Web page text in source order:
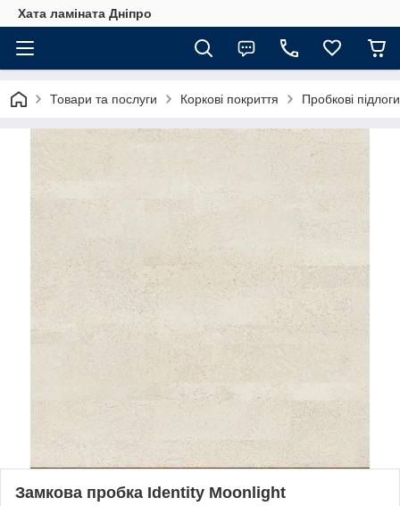
Хата ламіната Дніпро
Товари та послуги Коркові покриття Пробкові
Замкова пробка Identity Moonlight